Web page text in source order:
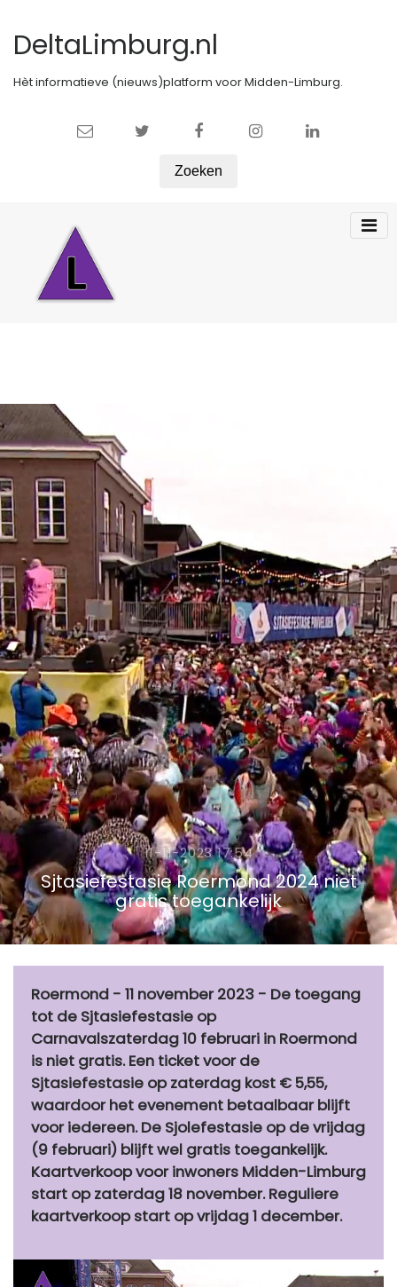
DeltaLimburg.nl
Hèt informatieve (nieuws)platform voor Midden-Limburg.
Zoeken
11-11-2023 17:54
Sjtasiefestasie Roermond 2024 niet
gratis toegankelijk
Roermond - 11 november 2023 - De toegang
tot de Sjtasiefestasie op
Carnavalszaterdag 10 februari in Roermond
is niet gratis. Een ticket voor de
Sjtasiefestasie op zaterdag kost € 5,55,
waardoor het evenement betaalbaar blijft
voor iedereen. De Sjolefestasie op de vrijdag
(9 februari) blijft wel gratis toegankelijk.
Kaartverkoop voor inwoners Midden-Limburg
start op zaterdag 18 november. Reguliere
kaartverkoop start op vrijdag 1 december.